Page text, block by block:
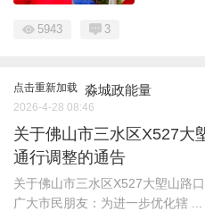
5943 3
点击重新加载 淼城政能量
2026-4-28 08:46
关于佛山市三水区X527大
通行调整的通告
关于佛山市三水区X527大塱山路
广大市民朋友：为进一步优化辖 ...